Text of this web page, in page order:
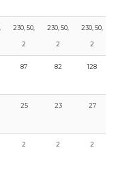
230, 50,
2
230, 50,
2
230, 50,
2
87 82 128
25 23 27
2 2 2